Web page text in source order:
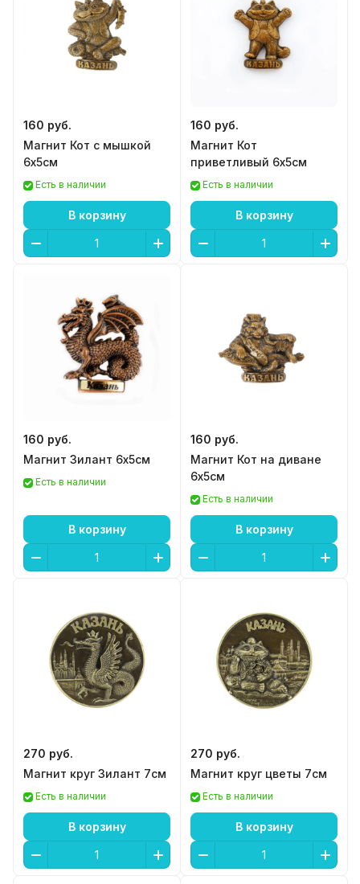
160 руб.
Магнит Кот с мышкой
6х5см
Есть в наличии
В корзину
160 руб.
Магнит Кот
приветливый 6х5см
Есть в наличии
В корзину
160 руб.
Магнит Зилант 6х5см
Есть в наличии
В корзину
160 руб.
Магнит Кот на диване
6х5см
Есть в наличии
В корзину
270 руб.
Магнит круг Зилант 7см
Есть в наличии
В корзину
270 руб.
Магнит круг цветы 7см
Есть в наличии
В корзину